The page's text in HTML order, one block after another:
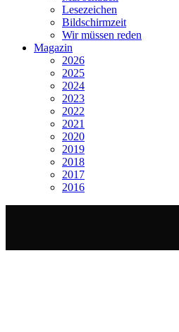
Lesezeichen
Bildschirmzeit
Wir müssen reden
Magazin
2026
2025
2024
2023
2022
2021
2020
2019
2018
2017
2016